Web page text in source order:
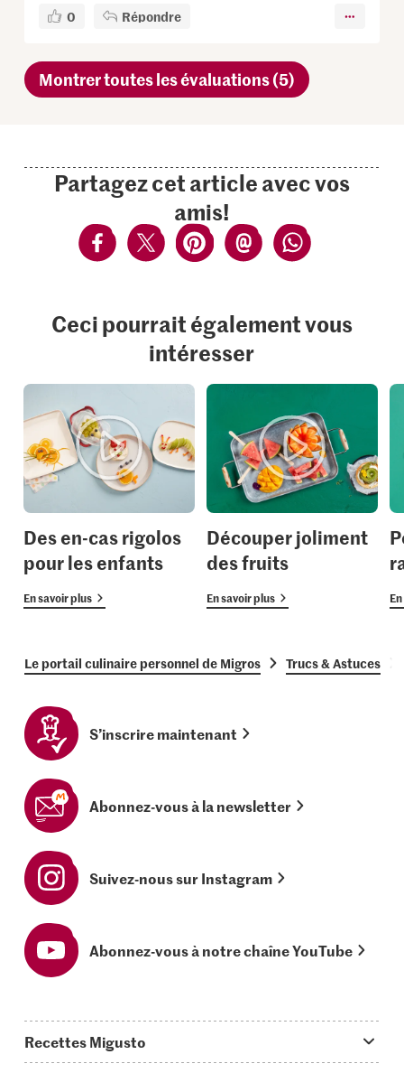
0 Répondre
Montrer toutes les évaluations (5)
Partagez cet article avec vos
amis!
Ceci pourrait également vous
intéresser
Des en-cas rigolos
pour les enfants
En savoir plus
Découper joliment
des fruits
En savoir plus
Le portail culinaire personnel de Migros Trucs & Astuces
S’inscrire maintenant
Abonnez-vous à la newsletter
Suivez-nous sur Instagram
Abonnez-vous à notre chaîne YouTube
Recettes Migusto